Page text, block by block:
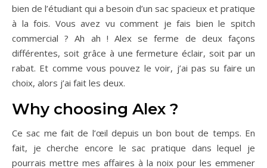
bien de l’étudiant qui a besoin d’un sac spacieux et pratique
à la fois. Vous avez vu comment je fais bien le spitch
commercial ? Ah ah ! Alex se ferme de deux façons
différentes, soit grâce à une fermeture éclair, soit par un
rabat. Et comme vous pouvez le voir, j’ai pas su faire un
choix, alors j’ai fait les deux.
Why choosing Alex ?
Ce sac me fait de l’œil depuis un bon bout de temps. En
fait, je cherche encore le sac pratique dans lequel je
pourrais mettre mes affaires à la noix pour les emmener